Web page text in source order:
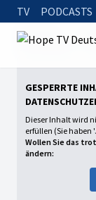
TV PODCASTS
Startseite
Der Antichrist -
GESPERRTE
Dieser Inhalt wird
erfüllen (Sie
Wollen Sie das
ändern: